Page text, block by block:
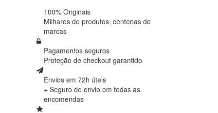
100% Originais
Milhares de produtos, centenas de
marcas
Pagamentos seguros
Proteção de checkout garantido
Envios em 72h úteis
+ Seguro de envio em todas as
encomendas